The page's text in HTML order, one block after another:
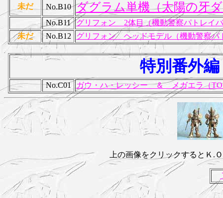
未だ
No.B10 ダグラム単機（太陽の牙
No.B11
グリフォン 2体目（機動警察パトレイ
未だ
No.B12 グリフォン ヘッドモデル（機動警察パ
特別番外
No.C01 ガウ・ハ・レッシー ＆ メガエラ（
上の画像をクリックするとＫ.